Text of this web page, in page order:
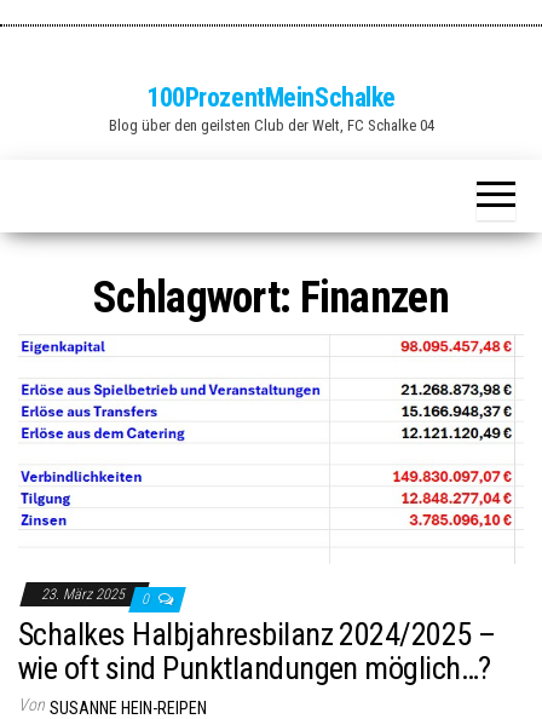
100ProzentMeinSchalke
Blog über den geilsten Club der Welt, FC Schalke 04
Schlagwort: Finanzen
23. März 2025 0
Schalkes Halbjahresbilanz 2024/2025 –
wie oft sind Punktlandungen möglich…?
Von SUSANNE HEIN-REIPEN